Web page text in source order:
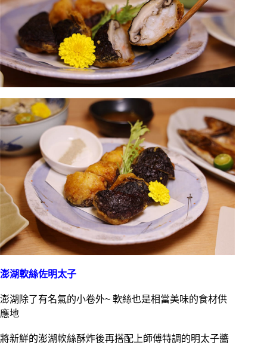
澎湖軟絲佐明太子
澎湖除了有名氣的小卷外~ 軟絲也是相當美味的食材供
應地
將新鮮的澎湖軟絲酥炸後再搭配上師傅特調的明太子醬